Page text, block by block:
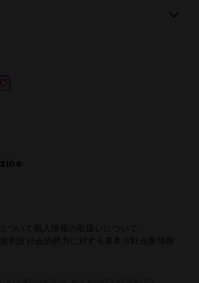
ついて
個人情報の取扱いについて
約
反社会的勢力に対する基本方針